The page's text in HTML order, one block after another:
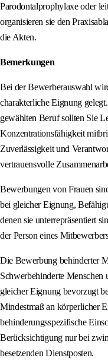
Parodontalprophylaxe oder
organisieren sie den
die Akten.
Bemerkungen
Bei der Bewerberauswahl
charakterliche Eignung
gewählten Beruf sollten Sie
Konzentrationsfähigkeit
Zuverlässigkeit und
vertrauensvolle
Bewerbungen von Frauen
bei gleicher Eignung,
denen sie unterrepräsentiert
der Person eines
Die Bewerbung behinderter
Schwerbehinderte Menschen
gleicher Eignung bevorzugt
Mindestmaß an körperlicher
behinderungsspezifische
Berücksichtigung nur bei
besetzenden Dienstposten.